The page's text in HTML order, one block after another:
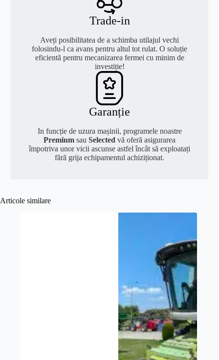
Trade-in
Aveți posibilitatea de a schimba utilajul vechi
folosindu-l ca avans pentru altul tot rulat. O soluție
eficientă pentru mecanizarea fermei cu minim de
investiție!
Garanție
In funcție de uzura mașinii, programele noastre
Premium sau Selected vă oferă asigurarea
împotriva unor vicii ascunse astfel încât să exploatați
fără grija echipamentul achiziționat.
Articole similare